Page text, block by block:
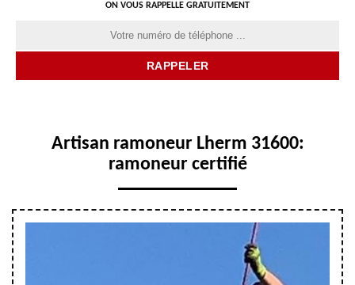
ON VOUS RAPPELLE GRATUITEMENT
Artisan ramoneur Lherm 31600:
ramoneur certifié